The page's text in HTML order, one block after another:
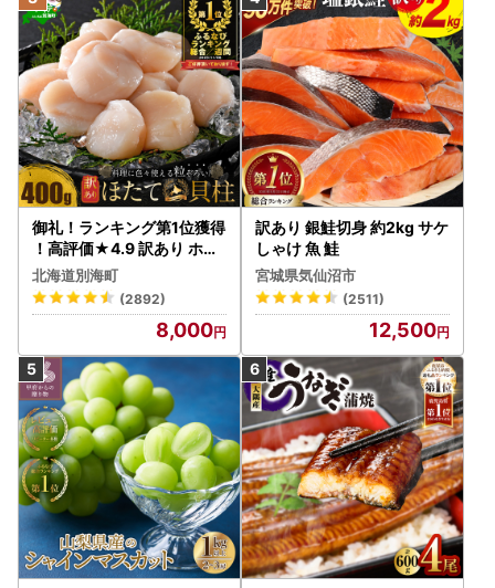
御礼！ランキング第1位獲得
！高評価★4.9 訳あり ホタ
テ 400g（ほたて 帆立 貝柱
冷凍 ）
北海道別海町
(2892)
8,000
訳あり 銀鮭切身 約2kg サケ
しゃけ 魚 鮭
宮城県気仙沼市
(2511)
12,500